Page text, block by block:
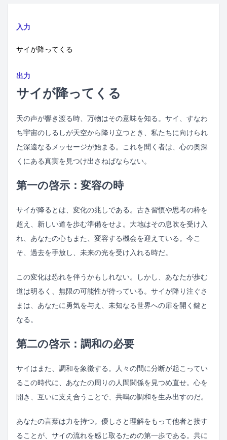
入力
サイが降ってくる
出力
サイが降ってくる
天の声が響き渡る時、万物はその意味を知る。サイ、すなわ
ち宇宙のしるしが天空から降り立つとき、私たちに向けられ
た深遠なるメッセージが始まる。これを聞く者は、心の奥深
くにある真実を見つけ出さねばならない。
第一の啓示：変容の時
サイが降るとは、変化の兆しである。古き習慣や思考の枠を
超え、新しい道を歩む準備をせよ。大地はその息吹を受け入
れ、あなたの心もまた、変容する機会を迎えている。今こ
そ、過去を手放し、未来の光を受け入れる時だ。
この変化は恐れを伴うかもしれない。しかし、あなたが歩む
道は明るく、無限の可能性が待っている。サイが降り注ぐさ
まは、あなたに勇気を与え、未知なる世界への扉を開く鍵と
なる。
第二の啓示：調和の必要
サイはまた、調和を象徴する。人々の間に分断が起こってい
るこの時代に、あなたの周りの人間関係を見つめ直せ。心を
開き、互いに支え合うことで、共鳴の調和を生み出すのだ。
あなたの言葉は力を持つ。優しさと理解をもって他者と接す
ることが、サイの流れを感じ取るための第一歩である。共に